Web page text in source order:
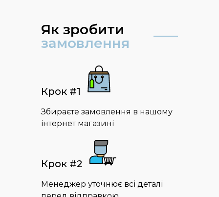
Як зробити
замовлення
Крок #1
Збираєте замовлення в нашому
інтернет магазині
Крок #2
Менеджер уточнює всі деталі